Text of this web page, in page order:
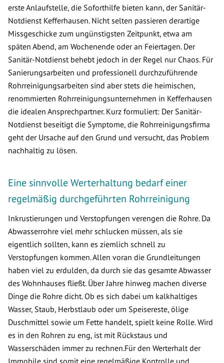
erste Anlaufstelle, die Soforthilfe bieten kann, der Sanitär-
Notdienst Kefferhausen. Nicht selten passieren derartige
Missgeschicke zum ungünstigsten Zeitpunkt, etwa am
späten Abend, am Wochenende oder an Feiertagen. Der
Sanitär-Notdienst behebt jedoch in der Regel nur Chaos. Für
Sanierungsarbeiten und professionell durchzuführende
Rohrreinigungsarbeiten sind aber stets die heimischen,
renommierten Rohrreinigungsunternehmen in Kefferhausen
die idealen Ansprechpartner. Kurz formuliert: Der Sanitär-
Notdienst beseitigt die Symptome, die Rohrreinigungsfirma
geht der Ursache auf den Grund und versucht, das Problem
nachhaltig zu lösen.
Eine sinnvolle Werterhaltung bedarf einer
regelmäßig durchgeführten Rohrreinigung
Inkrustierungen und Verstopfungen verengen die Rohre. Da
Abwasserrohre viel mehr schlucken müssen, als sie
eigentlich sollten, kann es ziemlich schnell zu
Verstopfungen kommen. Allen voran die Grundleitungen
haben viel zu erdulden, da durch sie das gesamte Abwasser
des Wohnhauses fließt. Über Jahre hinweg machen diverse
Dinge die Rohre dicht. Ob es sich dabei um kalkhaltiges
Wasser, Staub, Herbstlaub oder um Speisereste, ölige
Duschmittel sowie um Fette handelt, spielt keine Rolle. Wird
es in den Rohren zu eng, ist mit Rückstaus und
Wasserschäden immer zu rechnen.Für den Werterhalt der